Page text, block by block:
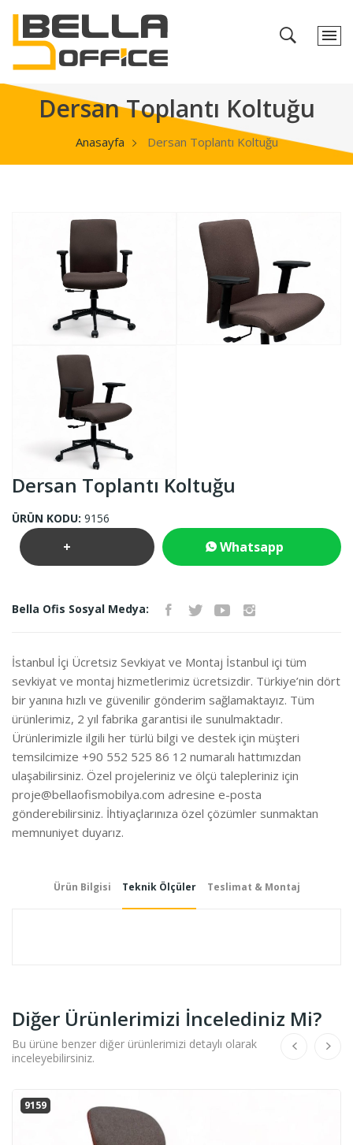
Dersan Toplantı Koltuğu
Anasayfa Dersan Toplantı Koltuğu
Dersan Toplantı Koltuğu
ÜRÜN KODU: 9156
+ Whatsapp
Bella Ofis Sosyal Medya:
İstanbul İçi Ücretsiz Sevkiyat ve Montaj İstanbul içi tüm
sevkiyat ve montaj hizmetlerimiz ücretsizdir. Türkiye’nin dört
bir yanına hızlı ve güvenilir gönderim sağlamaktayız. Tüm
ürünlerimiz, 2 yıl fabrika garantisi ile sunulmaktadır.
Ürünlerimizle ilgili her türlü bilgi ve destek için müşteri
temsilcimize +90 552 525 86 12 numaralı hattımızdan
ulaşabilirsiniz. Özel projeleriniz ve ölçü talepleriniz için
proje@bellaofismobilya.com adresine e-posta
gönderebilirsiniz. İhtiyaçlarınıza özel çözümler sunmaktan
memnuniyet duyarız.
Ürün Bilgisi Teknik Ölçüler Teslimat & Montaj
Diğer Ürünlerimizi İncelediniz Mi?
Bu ürüne benzer diğer ürünlerimizi detaylı olarak
inceleyebilirsiniz.
9159